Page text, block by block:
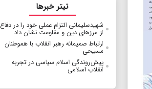
تیتر خبرها
شهیدسلیمانی التزام عملی خود را در دفاع
از مرزهای دین و مقاومت نشان داد
ارتباط صمیمانه رهبر انقلاب با هموطنان
مسیحی
پیش‌روندگی اسلام سیاسی در تجربه
انقلاب اسلامی